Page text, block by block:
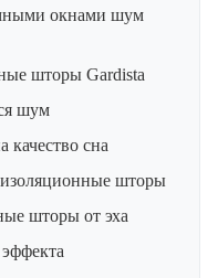
окнами шум
шторы Gardista
шум
качество сна
шторы
шторы от эха